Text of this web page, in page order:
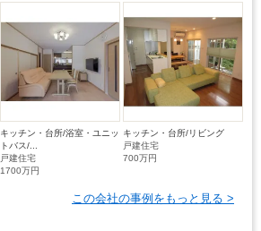
キッチン・台所/浴室・ユニッ
トバス/...
戸建住宅
1700万円
キッチン・台所/リビング
戸建住宅
700万円
この会社の事例をもっと見る >